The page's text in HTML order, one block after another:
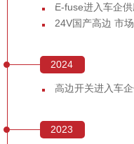
E-fuse进入车企
24V国产高边 市
2024
年
高边开关进入车
2023